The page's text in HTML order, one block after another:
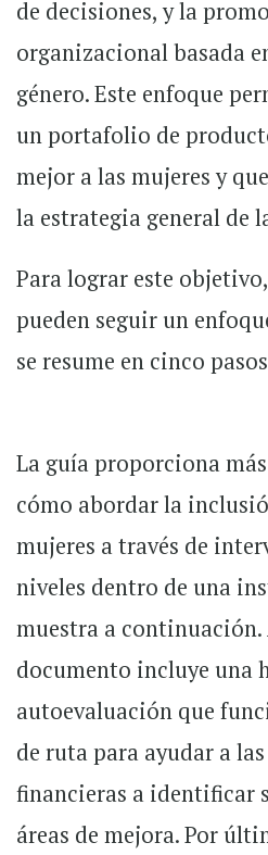
de decisiones, y la
organizacional basada
género. Este enfoque
un portafolio de
mejor a las mujeres y
la estrategia general de
Para lograr este
pueden seguir un
se resume en cinco
La guía proporciona
cómo abordar la
mujeres a través de
niveles dentro de una
muestra a continuación.
documento incluye una
autoevaluación que
de ruta para ayudar a
financieras a identificar
áreas de mejora. Por